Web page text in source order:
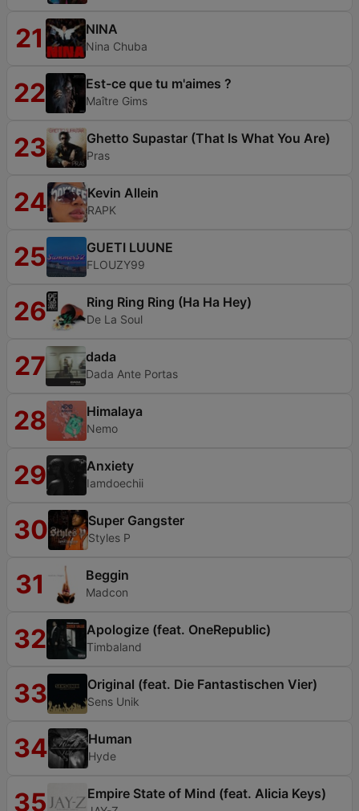
21 NINA
Nina Chuba
22 Est-ce que tu m'aimes ?
Maître Gims
23 Ghetto Supastar (That Is What You Are)
Pras
24 Kevin Allein
RAPK
25 GUETI LUUNE
FLOUZY99
26 Ring Ring Ring (Ha Ha Hey)
De La Soul
27 dada
Dada Ante Portas
28 Himalaya
Nemo
29 Anxiety
Iamdoechii
30 Super Gangster
Styles P
31 Beggin
Madcon
32 Apologize (feat. OneRepublic)
Timbaland
33 Original (feat. Die Fantastischen Vier)
Sens Unik
34 Human
Hyde
35 Empire State of Mind (feat. Alicia Keys)